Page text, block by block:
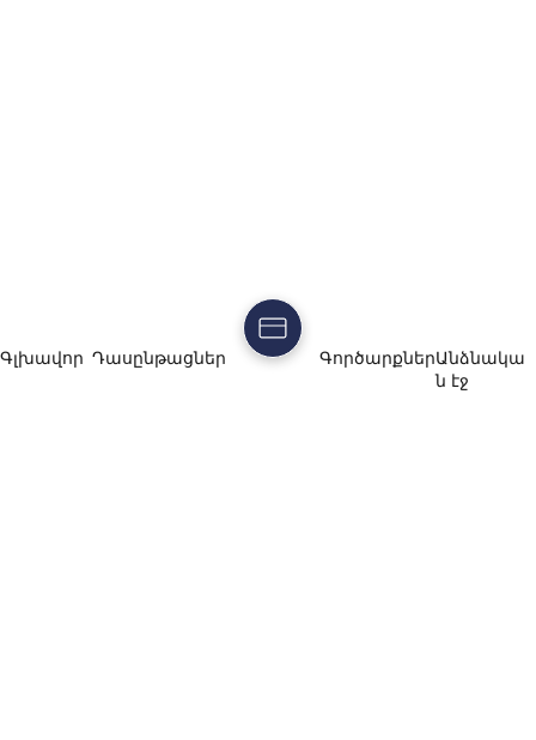
Գլխավոր Դասընթացներ ԳործարքներԱնձնակա
ն էջ